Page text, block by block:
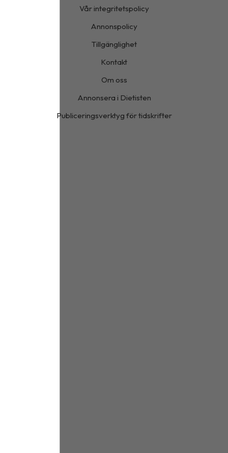
Vår integritetspolicy
Annonspolicy
Tillgänglighet
Kontakt
Om oss
Annonsera i Dietisten
Publiceringsverktyg för tidskrifter